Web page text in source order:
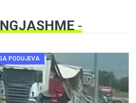
-
PODUJEVA